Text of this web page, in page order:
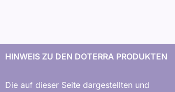
HINWEIS ZU DEN DOTERRA PRODUKTEN
Die auf dieser Seite dargestellten und